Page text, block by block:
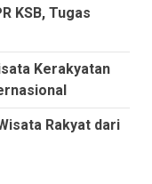
KSB, Tugas
Kerakyatan
Rakyat dari